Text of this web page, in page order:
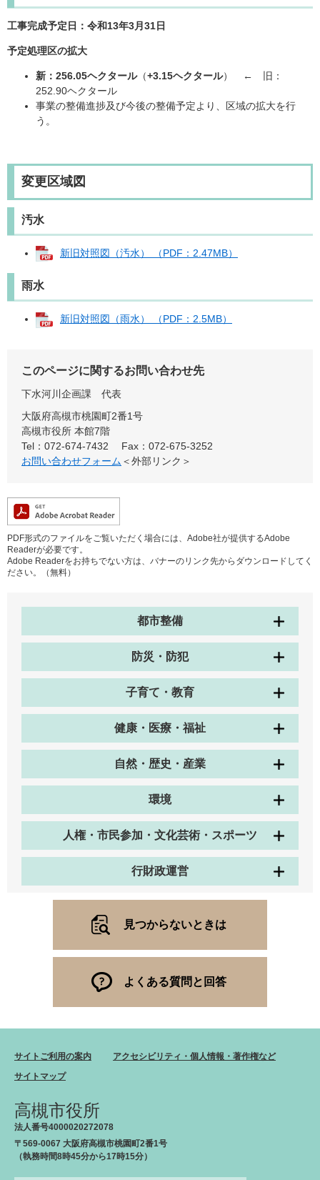
工事完成予定日：令和13年3月31日
予定処理区の拡大
新：256.05ヘクタール（+3.15ヘクタール） ← 旧：
252.90ヘクタール
事業の整備進捗及び今後の整備予定より、区域の拡大を行
う。
変更区域図
汚水
新旧対照図（汚水） （PDF：2.47MB）
雨水
新旧対照図（雨水） （PDF：2.5MB）
このページに関するお問い合わせ先
下水河川企画課
代表
大阪府高槻市桃園町2番1号
高槻市役所 本館7階
Tel：072-674-7432
Fax：072-675-3252
お問い合わせフォーム ＜外部リンク＞
PDF形式のファイルをご覧いただく場合には、Adobe社が提供するAdobe
Readerが必要です。
Adobe Readerをお持ちでない方は、バナーのリンク先からダウンロードしてく
ださい。（無料）
都市整備
防災・防犯
子育て・教育
健康・医療・福祉
自然・歴史・産業
環境
人権・市民参加・文化芸術・スポーツ
行財政運営
見つからないときは
よくある質問と回答
サイトご利用の案内
アクセシビリティ・個人情報・著作権など
サイトマップ
高槻市役所
法人番号4000020272078
〒569-0067 大阪府高槻市桃園町2番1号
（執務時間8時45分から17時15分）